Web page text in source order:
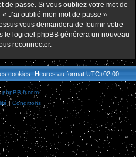
de passe. Si vous oubliez votre mot de
J’ai oublié mon mot de passe »
vous demandera de fournir votre
le logiciel phpBB générera un nouveau
reconnecter.
Heures au format UTC+02:00
cookies
phpBB-fr.com
| Conditions